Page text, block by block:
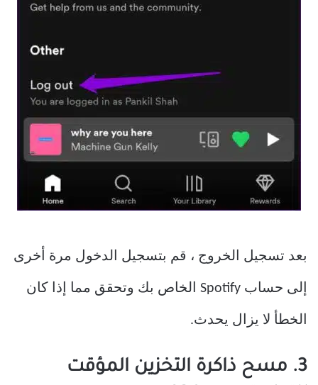
بعد تسجيل الخروج ، قم بتسجيل الدخول مرة أخرى
إلى حساب Spotify الخاص بك وتحقق مما إذا كان
الخطأ لا يزال يحدث.
3. مسح ذاكرة التخزين المؤقت